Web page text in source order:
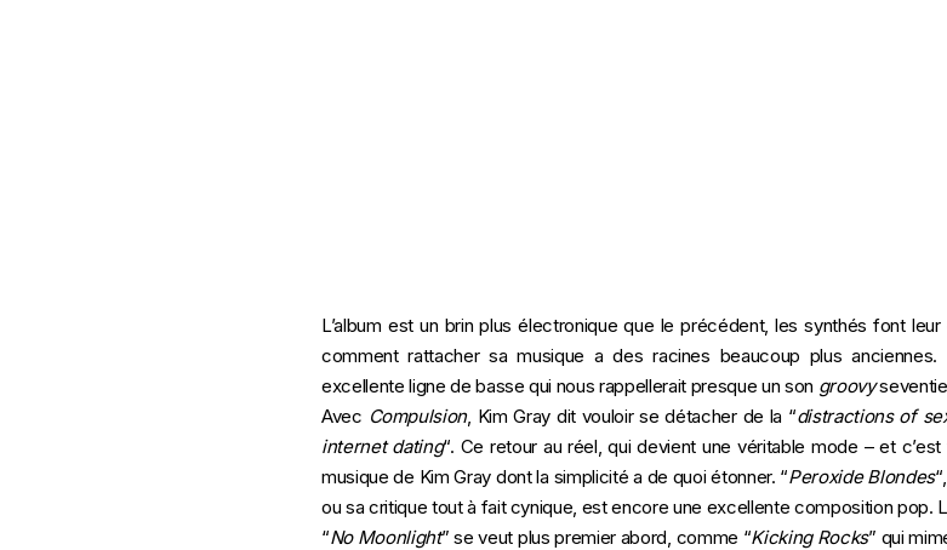
L’album est un brin plus électronique que le précédent, les synthés font
comment rattacher sa musique a des racines beaucoup plus anciennes.
excellente ligne de basse qui nous rappellerait presque un son groovy
Avec Compulsion, Kim Gray dit vouloir se détacher de la “distractions of
internet dating“. Ce retour au réel, qui devient une véritable mode – et
musique de Kim Gray dont la simplicité a de quoi étonner. “Peroxide Blondes
ou sa critique tout à fait cynique, est encore une excellente composition pop.
“No Moonlight” se veut plus premier abord, comme “Kicking Rocks” qui